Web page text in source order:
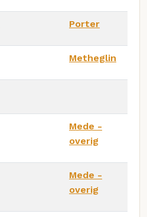
Porter
Metheglin
Mede -
overig
Mede -
overig